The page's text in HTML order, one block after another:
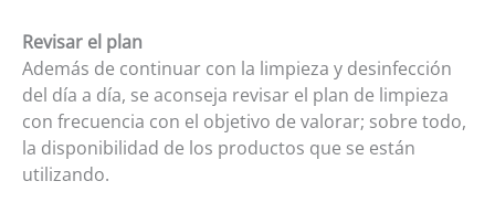
Revisar el plan
Además de continuar con la limpieza y desinfección
del día a día, se aconseja revisar el plan de limpieza
con frecuencia con el objetivo de valorar; sobre todo,
la disponibilidad de los productos que se están
utilizando.